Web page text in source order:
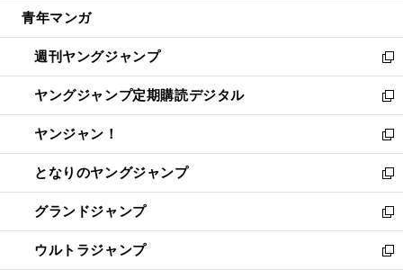
開
く
ウ
で
開
く
ン
ド
ウ
で
開
く
ウ
ィ
ン
ド
ウ
で
開
く
青年マンガ
週刊ヤングジャンプ
新
し
い
ウ
ィ
ン
ド
ウ
で
開
く
ヤングジャンプ定期購読デジタル
新
し
い
ウ
ィ
ン
ド
ウ
で
ヤンジャン！
新
し
い
ウ
ィ
ン
ド
となりのヤングジャンプ
新
し
い
ウ
ィ
グランドジャンプ
新
し
い
ウルトラジャンプ
新